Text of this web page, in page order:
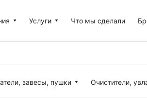
Услуги Что мы сделали
завесы, пушки Очистители,